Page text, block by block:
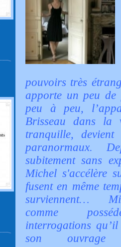
pouvoirs très
apporte un peu
peu à peu,
Brisseau dans la
tranquille,
paranormaux.
subitement sans
Michel s'accélère
fusent en même
surviennent…
comme
interrogations
son ouvrage